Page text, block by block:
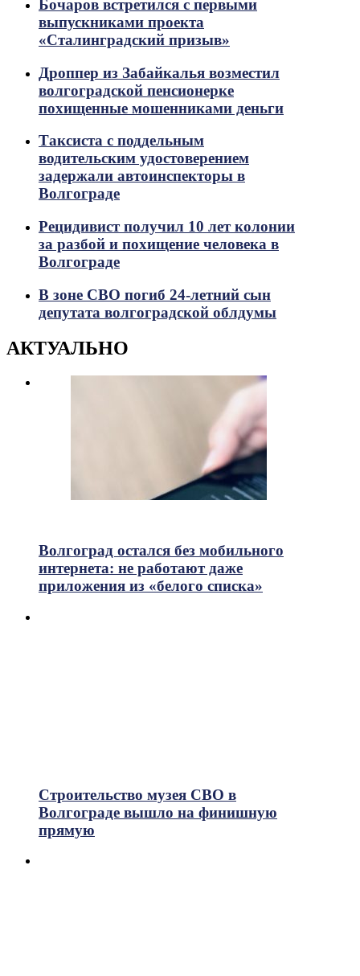
Бочаров встретился с первыми
выпускниками проекта
«Сталинградский призыв»
Дроппер из Забайкалья возместил
волгоградской пенсионерке
похищенные мошенниками деньги
Таксиста с поддельным
водительским удостоверением
задержали автоинспекторы в
Волгограде
Рецидивист получил 10 лет колонии
за разбой и похищение человека в
Волгограде
В зоне СВО погиб 24-летний сын
депутата волгоградской облдумы
АКТУАЛЬНО
Волгоград остался без мобильного
интернета: не работают даже
приложения из «белого списка»
Строительство музея СВО в
Волгограде вышло на финишную
прямую